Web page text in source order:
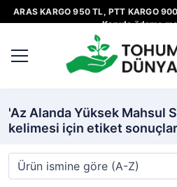
ARAS KARGO 950 TL, PTT KARGO
Kapıda ödeme
'Az Alanda Yüksek Mahsul
kelimesi için etiket